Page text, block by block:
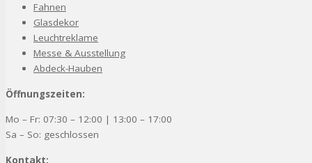
Fahnen
Glasdekor
Leuchtreklame
Messe & Ausstellung
Abdeck-Hauben
Öffnungszeiten:
Mo – Fr: 07:30 – 12:00 | 13:00 – 17:00
Sa – So: geschlossen
Kontakt: